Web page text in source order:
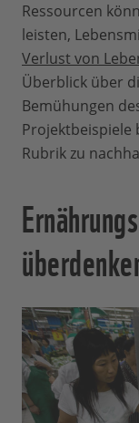
Ressourcen
leisten,
Verlust von
Überblick über
Bemühungen
Projektbeispiele
Rubrik zu